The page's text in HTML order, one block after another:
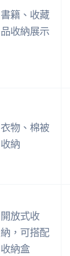
書籍、收藏
品收納展示
衣物、棉被
收納
開放式收
納，可搭配
收納盒